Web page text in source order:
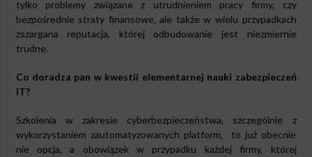
tylko problemy związane z utrudnieniem pracy firmy, czy
bezpośrednie straty finansowe, ale także w wielu przypadkach
zszargana reputacja, której odbudowanie jest niezmiernie
trudne.
Co doradza pan w kwestii elementarnej nauki zabezpieczeń
IT?
Szkolenia w zakresie cyberbezpieczeństwa, szczególnie z
wykorzystaniem zautomatyzowanych platform, to już obecnie
nie opcja, a obowiązek w przypadku każdej firmy, której